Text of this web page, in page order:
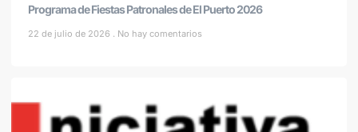
Programa de Fiestas Patronales de El Puerto 2026
22 de julio de 2026 No hay comentarios